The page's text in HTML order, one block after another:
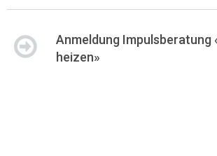
Anmeldung Impulsberatung
heizen»